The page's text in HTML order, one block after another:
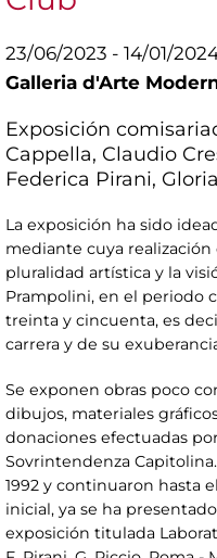
23/06/2023 - 14/01/
Galleria d'Arte
Exposición
Cappella, Claudio
Federica Pirani,
La exposición ha sido
mediante cuya
pluralidad artística y la
Prampolini, en el periodo
treinta y cincuenta, es
carrera y de su
Se exponen obras poco
dibujos, materiales
donaciones efectuadas
Sovrintendenza
1992 y continuaron hasta
inicial, ya se ha
exposición titulada